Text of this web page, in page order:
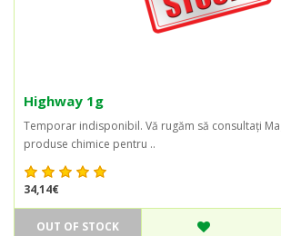
Highway 1g
Temporar indisponibil. Vă rugăm să consultați
produse chimice pentru ..
34,14€
OUT OF STOCK